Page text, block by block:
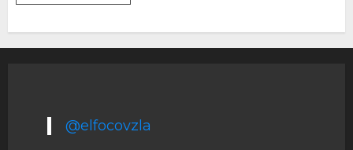
@elfocovzla